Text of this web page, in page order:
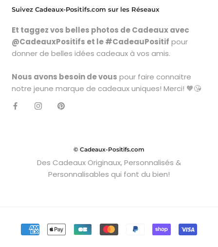
Suivez Cadeaux-Positifs.com sur les Réseaux
Et taggez vos belles photos de Cadeaux avec
@CadeauxPositifs et le #CadeauPositif pour
donner de belles idées cadeaux à vos amis.
Nous avons besoin de vous pour faire connaitre
notre jeune marque de cadeaux uniques! Merci! 🧡😘
© Cadeaux-Positifs.com
Des Cadeaux Originaux, Personnalisés &
Personnalisables qui font du bien!